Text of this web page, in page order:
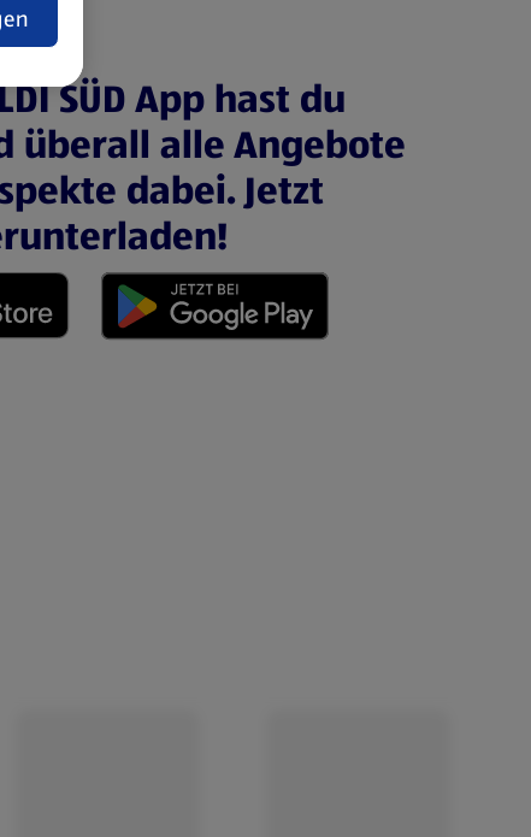
SÜD App hast du
überall alle Angebote
dabei. Jetzt